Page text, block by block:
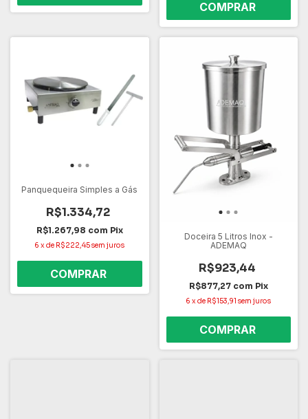
Panquequeira Simples a Gás
R$1.334,72
R$1.267,98 com Pix
6 xde R$222,45sem juros
Doceira 5 Litros Inox -
ADEMAQ
R$923,44
R$877,27 com Pix
6 xde R$153,91 sem juros